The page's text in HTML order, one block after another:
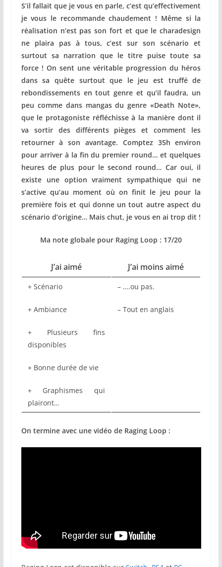
S’il fallait que je vous en parle, c’est qu’effectivement
je vous le recommande chaudement ! Même si la
réalisation n’est pas son fort et que le charadesign
ne plaira pas à tous, c’est sur son scénario et
surtout sa narration que le titre puise toute sa
force ! On sent une véritable progression du héros
dans sa quête surtout que le jeu est truffé de
rebondissements en tout genre et qu’il faudra, un
peu comme dans mangas du genre «Death Note»,
que le protagoniste réfléchisse à la manière dont il
va sortir des différents pièges et comment les
retourner à son avantage. Comptez 35h environ
pour arriver à la fin du premier round… et quelques
heures de plus pour le second round… Car oui, il
existe une option vraiment sympathique qui ne
s’active qu’au moment où on finit le jeu pour la
première fois et qui donne un tout autre aspect du
scénario d’origine… Mais chut, je vous en ai trop dit !
Ma note globale pour Raging Loop : 17/20
J’ai aimé J’ai moins aimé
+ Scénario
+ Ambiance
+ Plusieurs fins
disponibles
+ Bonne durée de vie
+ Graphismes qui
plairont…
– ….ou pas.
– Tout en anglais
On termine avec une vidéo de Raging Loop :